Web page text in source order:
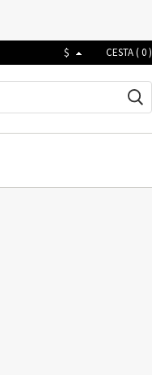
$ CESTA (0)